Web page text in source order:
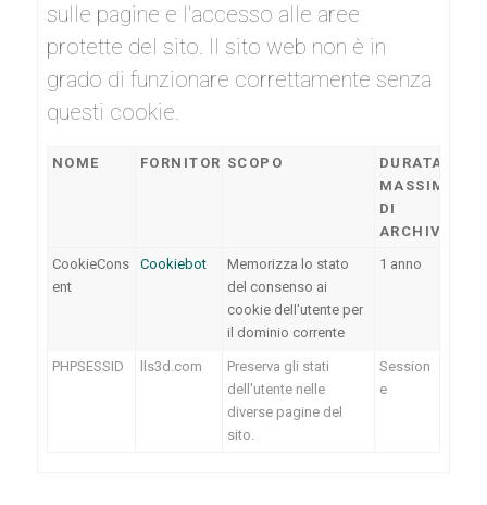
sulle pagine e l'accesso alle aree
protette del sito. Il sito web non è in
grado di funzionare correttamente senza
questi cookie.
NOME FORNITORESCOPO
DURATA
MASSIMA
DI
CookieCons
ent
Cookiebot
Memorizza lo stato
del consenso ai
cookie dell'utente per
il dominio corrente
1 anno
PHPSESSID lls3d.com
Preserva gli stati
dell'utente nelle
diverse pagine del
sito.
Session
e